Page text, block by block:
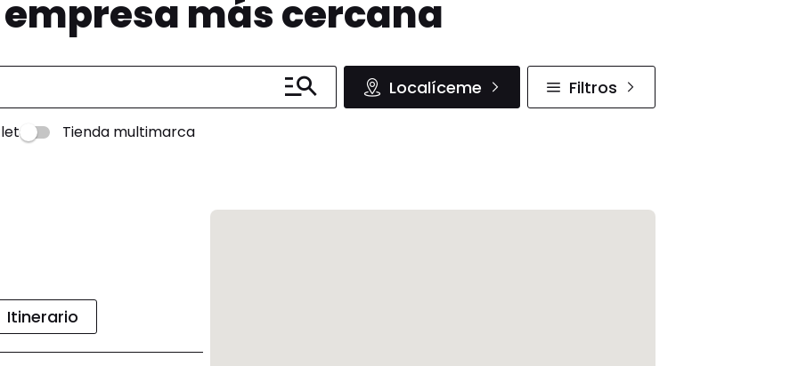
más cercana
Localíceme Filtros
Tienda multimarca
Itinerario